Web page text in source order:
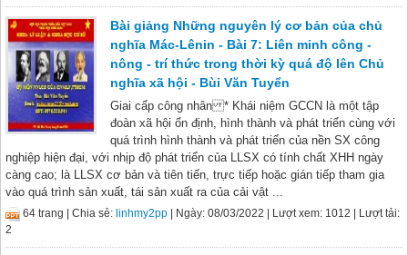
Bài giảng Những nguyên lý cơ bản của chủ
nghĩa Mác-Lênin - Bài 7: Liên minh công -
nông - trí thức trong thời kỳ quá độ lên Chủ
nghĩa xã hội - Bùi Văn Tuyển
Giai cấp công nhân * Khái niệm GCCN là một tập
đoàn xã hội ổn định, hình thành và phát triển cùng với
quá trình hình thành và phát triển của nền SX công
nghiệp hiện đại, với nhịp độ phát triển của LLSX có tính chất XHH ngày
càng cao; là LLSX cơ bản và tiên tiến, trực tiếp hoặc gián tiếp tham gia
vào quá trình sản xuất, tái sản xuất ra của cải vật ...
64 trang | Chia sẻ: linhmy2pp | Ngày: 08/03/2022 | Lượt xem: 1012 | Lượt tải:
2